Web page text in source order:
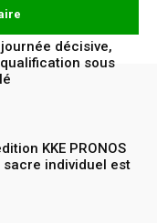
décisive,
sous
KKE PRONOS
individuel est